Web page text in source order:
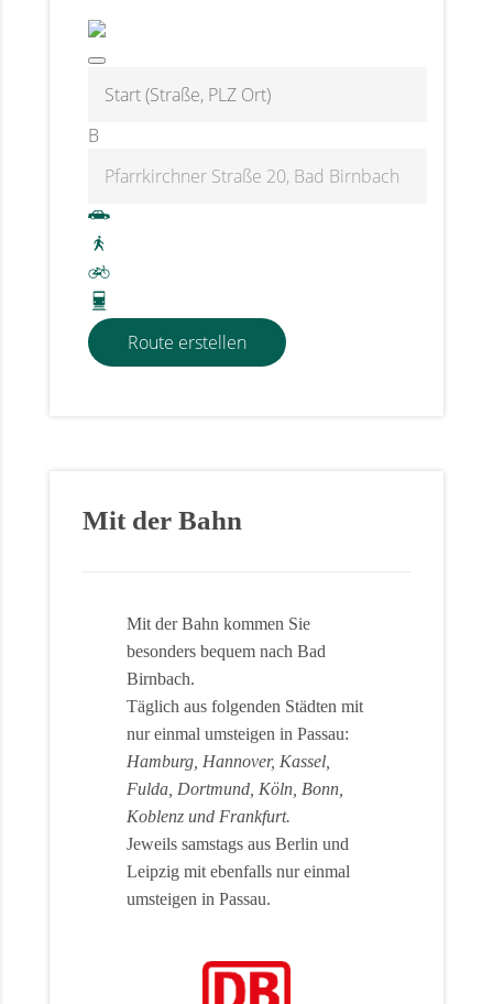
B
Route erstellen
Mit der Bahn
Mit der Bahn kommen Sie
besonders bequem nach Bad
Birnbach.
Täglich aus folgenden Städten mit
nur einmal umsteigen in Passau:
Hamburg, Hannover, Kassel,
Fulda, Dortmund, Köln, Bonn,
Koblenz und Frankfurt.
Jeweils samstags aus Berlin und
Leipzig mit ebenfalls nur einmal
umsteigen in Passau.